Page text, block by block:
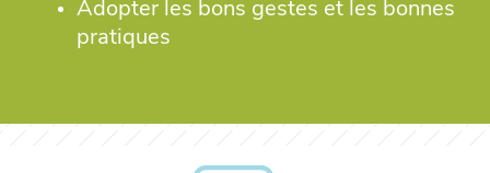
Adopter les bons gestes et les bonnes
pratiques